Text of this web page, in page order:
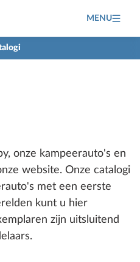
MENU
onze kampeerauto's en
website. Onze catalogi
met een eerste
kunt u hier
zijn uitsluitend